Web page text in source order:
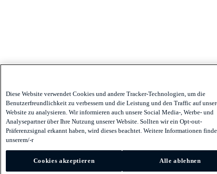
Diese Website verwendet Cookies und andere Tracker-Technologien, um die
Benutzerfreundlichkeit zu verbessern und die Leistung und den Traffic auf
Website zu analysieren. Wir informieren auch unsere Social Media-, Werbe- und
Analysepartner über Ihre Nutzung unserer Website. Sollten wir ein Opt-out-
Präferenzsignal erkannt haben, wird dieses beachtet. Weitere Informationen
unserem/-r
Cookies akzeptieren Alle ablehnen